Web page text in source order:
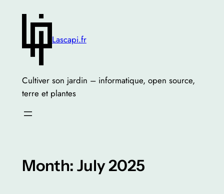
Lascapi.fr
Cultiver son jardin – informatique, open source,
terre et plantes
Month: July 2025